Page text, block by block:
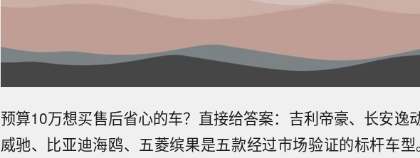
预算10万想买售后省心的车？直接给答案：吉利帝豪、长安逸
威驰、比亚迪海鸥、五菱缤果是五款经过市场验证的标杆车